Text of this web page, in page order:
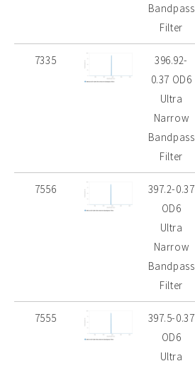
Bandpass
Filter
7335
396.92-
0.37 OD6
Ultra
Narrow
Bandpass
Filter
7556
397.2-0.37
OD6
Ultra
Narrow
Bandpass
Filter
7555
397.5-0.37
OD6
Ultra